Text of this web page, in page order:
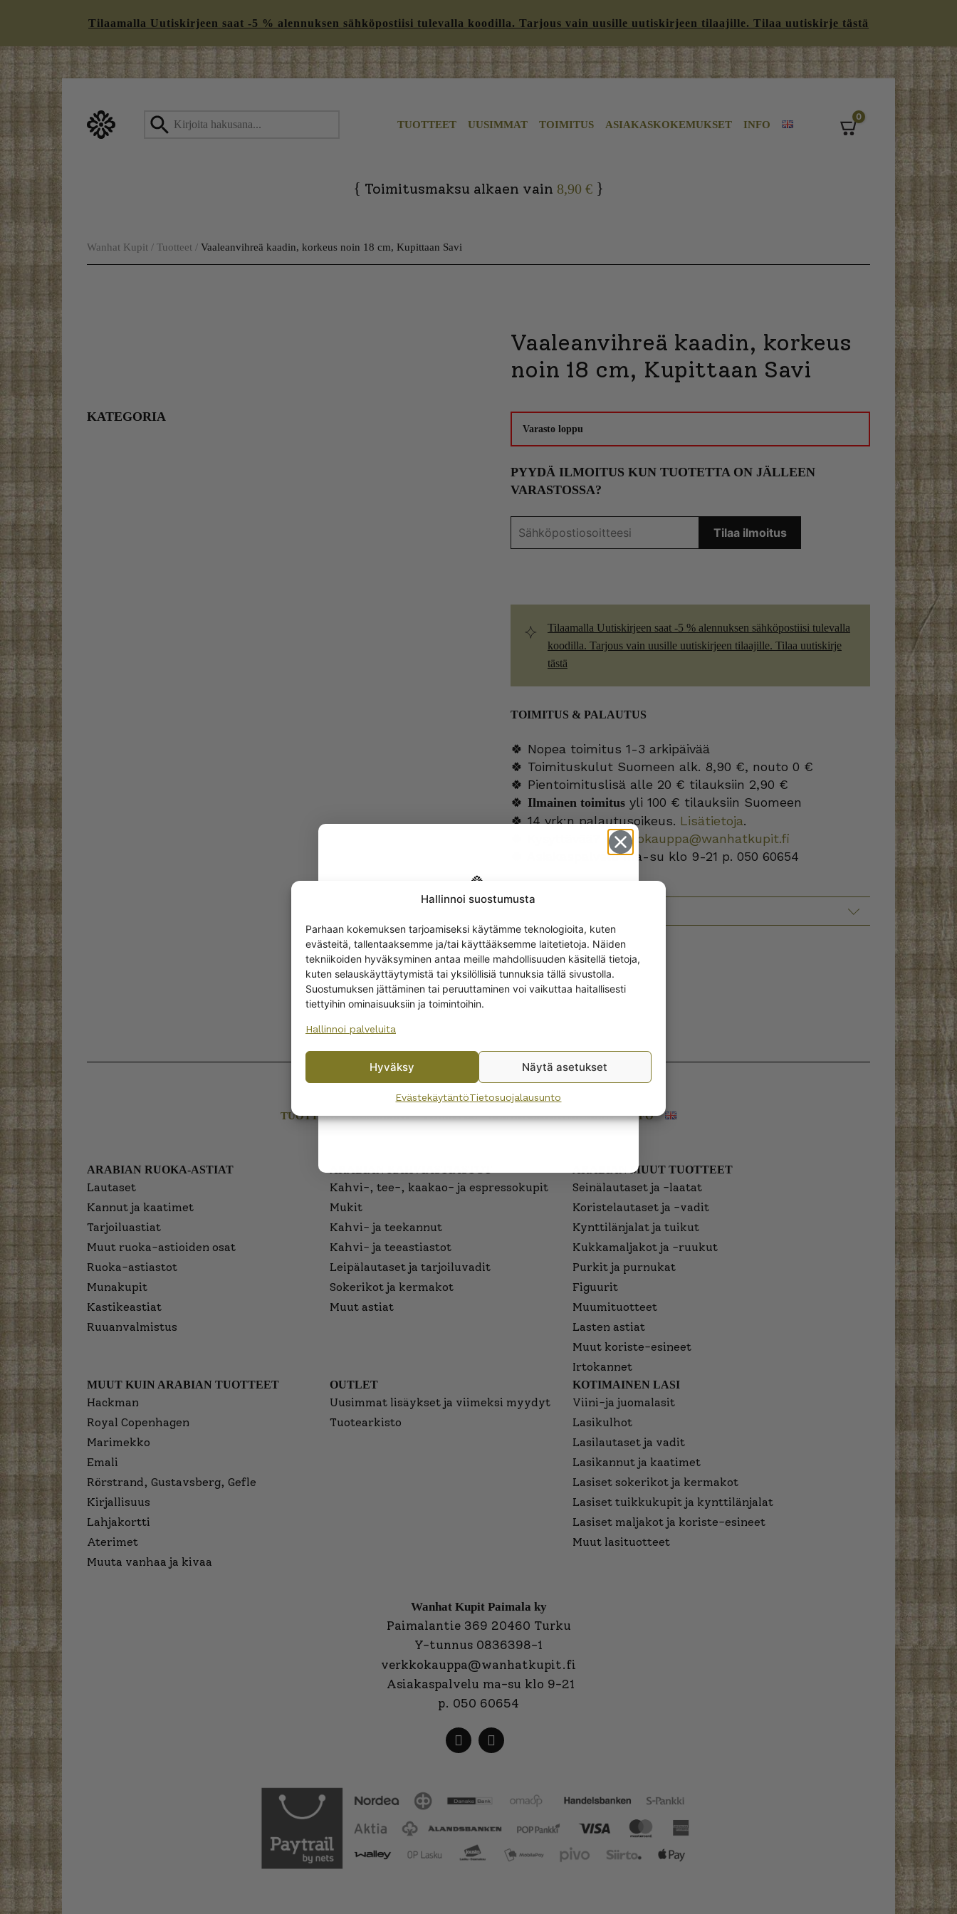
Hallinnoi suostumusta
Parhaan kokemuksen tarjoamiseksi käytämme teknologioita, kuten
evästeitä, tallentaaksemme ja/tai käyttääksemme laitetietoja. Näiden
tekniikoiden hyväksyminen antaa meille mahdollisuuden käsitellä tietoja,
kuten selauskäyttäytymistä tai yksilöllisiä tunnuksia tällä sivustolla.
Suostumuksen jättäminen tai peruuttaminen voi vaikuttaa haitallisesti
tiettyihin ominaisuuksiin ja toimintoihin.
Hallinnoi palveluita
Hyväksy Näytä asetukset
EvästekäytäntöTietosuojalausunto
Tilaamalla Uutiskirjeen saat -5 % alennuksen sähköpostiisi tulevalla koodilla. Tarjous vain uusille uutiskirjeen tilaajille. Tilaa uutiskirje tästä
to
TUOTTEET UUSIMMAT TOIMITUS ASIAKASKOKEMUKSET INFO
0
{ Toimitusmaksu alkaen vain 8,90 € }
Wanhat Kupit / Tuotteet / Vaaleanvihreä kaadin, korkeus noin 18 cm, Kupittaan Savi
KATEGORIA
Vaaleanvihreä kaadin, korkeus
noin 18 cm, Kupittaan Savi
Varasto loppu
PYYDÄ ILMOITUS KUN TUOTETTA ON JÄLLEEN
VARASTOSSA?
Tilaamalla Uutiskirjeen saat -5 % alennuksen sähköpostiisi tulevalla
koodilla. Tarjous vain uusille uutiskirjeen tilaajille. Tilaa uutiskirje
tästä
TOIMITUS & PALAUTUS
🍀 Nopea toimitus 1-3 arkipäivää
🍀 Toimituskulut Suomeen alk. 8,90 €, nouto 0 €
🍀 Pientoimituslisä alle 20 € tilauksiin 2,90 €
🍀 Ilmainen toimitusyli 100 € tilauksiin Suomeen
🍀 14 vrk:n palautusoikeus. Lisätietoja.
verkkokauppa@wanhatkupit.fi
🍀 Asiakaspalvelu ma-su klo 9-21 p. 050 60654
TUOTTEET UUSIMMAT TOIMITUS ASIAKASKOKEMUKSET INFO
ARABIAN RUOKA-ASTIAT
Lautaset
Kannut ja kaatimet
Tarjoiluastiat
Muut ruoka-astioiden osat
Ruoka-astiastot
Munakupit
Kastikeastiat
Ruuanvalmistus
Kahvi-, tee-, kaakao- ja espressokupit
Mukit
Kahvi- ja teekannut
Kahvi- ja teeastiastot
Leipälautaset ja tarjoiluvadit
Sokerikot ja kermakot
Muut astiat
ARABIAN MUUT TUOTTEET
Seinälautaset ja -laatat
Koristelautaset ja -vadit
Kynttilänjalat ja tuikut
Kukkamaljakot ja -ruukut
Purkit ja purnukat
Figuurit
Muumituotteet
Lasten astiat
Muut koriste-esineet
Irtokannet
MUUT KUIN ARABIAN TUOTTEET
Hackman
Royal Copenhagen
Marimekko
Emali
Rörstrand, Gustavsberg, Gefle
Kirjallisuus
Lahjakortti
Aterimet
Muuta vanhaa ja kivaa
OUTLET
Uusimmat lisäykset ja viimeksi myydyt
Tuotearkisto
KOTIMAINEN LASI
Viini-ja juomalasit
Lasikulhot
Lasilautaset ja vadit
Lasikannut ja kaatimet
Lasiset sokerikot ja kermakot
Lasiset tuikkukupit ja kynttilänjalat
Lasiset maljakot ja koriste-esineet
Muut lasituotteet
Wanhat Kupit Paimala ky
Paimalantie 369 20460 Turku
Y-tunnus 0836398-1
verkkokauppa@wanhatkupit.fi
Asiakaspalvelu ma-su klo 9-21
p. 050 60654
Get -5%
off?
Yes! I want the discount
By subscribing to the newsletter, you consent to receiving messages from
Wanhojen kuppien and confirm that you have read and accepted